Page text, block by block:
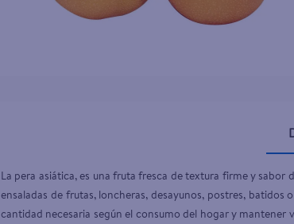
La pera asiática, es una fruta fresca de textura firme y
ensaladas de frutas, loncheras, desayunos, postres,
cantidad necesaria según el consumo del hogar y mantener